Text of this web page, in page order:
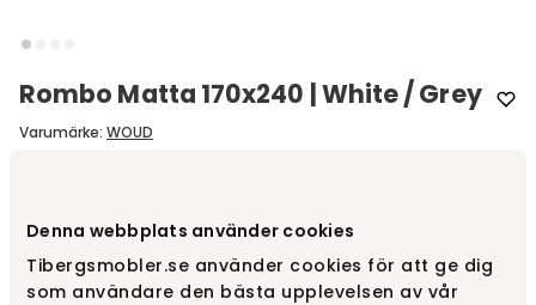
Denna webbplats använder cookies
Tibergsmobler.se använder cookies för att ge dig
som användare den bästa upplevelsen av vår
Rombo Matta 170x240 | White / Grey
Varumärke: WOUD
White/Grey 6 535 kr